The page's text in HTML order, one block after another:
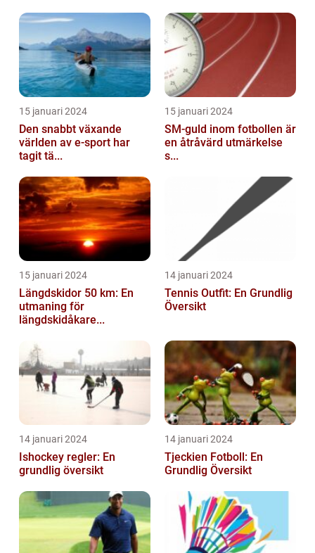
15 januari 2024
Den snabbt växande
världen av e-sport har
tagit tä...
15 januari 2024
SM-guld inom fotbollen är
en åtråvärd utmärkelse
s...
15 januari 2024
Längdskidor 50 km: En
utmaning för
längdskidåkare...
14 januari 2024
Tennis Outfit: En Grundlig
Översikt
14 januari 2024
Ishockey regler: En
grundlig översikt
14 januari 2024
Tjeckien Fotboll: En
Grundlig Översikt